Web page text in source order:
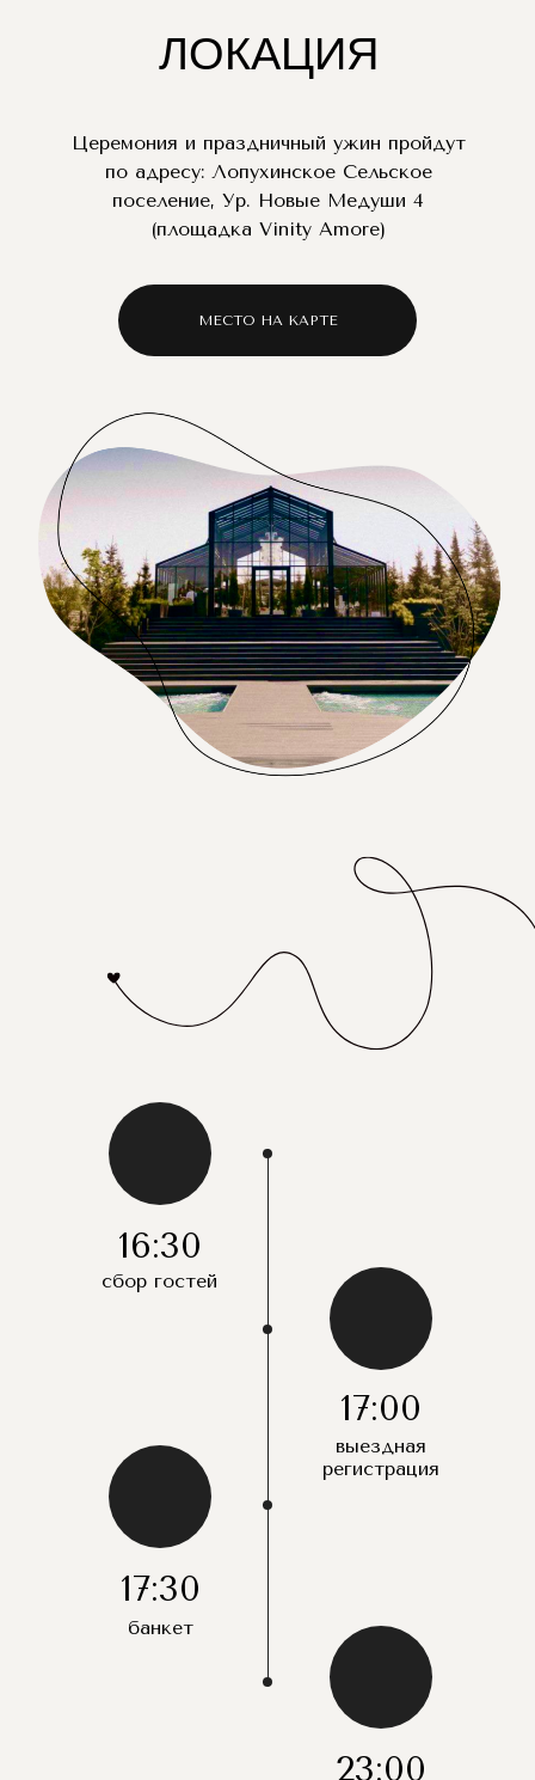
Церемония и праздничный ужин пройдут
по адресу: Лопухинское Сельское
поселение, Ур. Новые Медуши 4
(площадка Vinity Amore)
ЛОКАЦИЯ
МЕСТО НА КАРТЕ
выездная
регистрация
сбор гостей
банкет
17:00
16:30
17:30
23:00